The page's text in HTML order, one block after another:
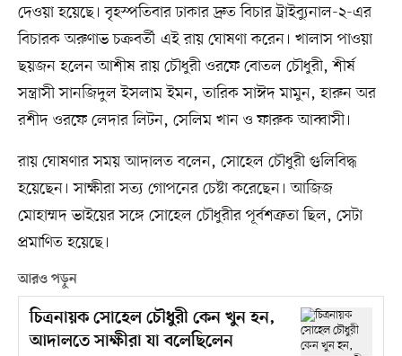
দেওয়া হয়েছে। বৃহস্পতিবার ঢাকার দ্রুত বিচার ট্রাইব্যুনাল-২-এর
বিচারক অরুণাভ চক্রবর্তী এই রায় ঘোষণা করেন। খালাস পাওয়া
ছয়জন হলেন আশীষ রায় চৌধুরী ওরফে বোতল চৌধুরী, শীর্ষ
সন্ত্রাসী সানজিদুল ইসলাম ইমন, তারিক সাঈদ মামুন, হারুন অর
রশীদ ওরফে লেদার লিটন, সেলিম খান ও ফারুক আব্বাসী।
রায় ঘোষণার সময় আদালত বলেন, সোহেল চৌধুরী গুলিবিদ্ধ
হয়েছেন। সাক্ষীরা সত্য গোপনের চেষ্টা করেছেন। আজিজ
মোহাম্মদ ভাইয়ের সঙ্গে সোহেল চৌধুরীর পূর্বশত্রুতা ছিল, সেটা
প্রমাণিত হয়েছে।
আরও পড়ুন
চিত্রনায়ক সোহেল চৌধুরী কেন খুন হন,
আদালতে সাক্ষীরা যা বলেছিলেন